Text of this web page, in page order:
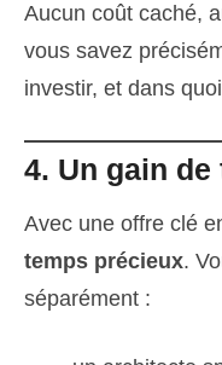
Aucun coût caché,
vous savez
investir, et dans
4. Un gain
Avec une offre clé
temps précieux.
séparément :